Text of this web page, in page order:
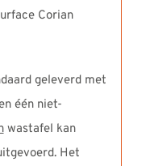
Corian
geleverd met
één niet-
wastafel kan
Het